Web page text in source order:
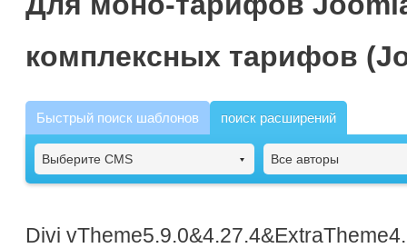
комплексных тарифов
Быстрый поиск шаблонов поиск расширений
Выберите CMS Все авторы
Divi